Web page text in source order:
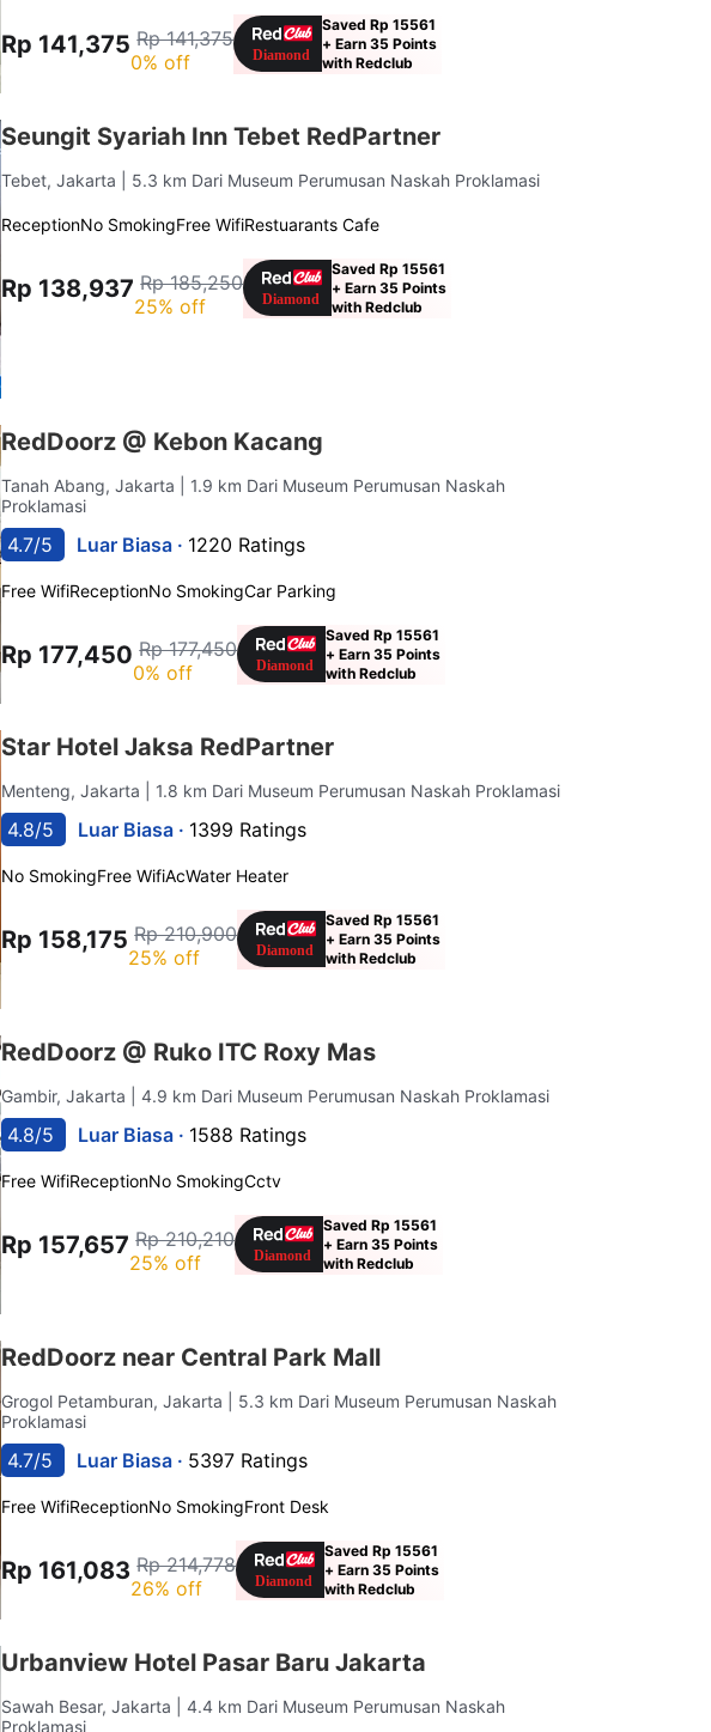
Rp 141,375 Rp 141,375
0% off
Saved Rp 15561
+ Earn 35 Points
with Redclub
Seungit Syariah Inn Tebet RedPartner
Tebet, Jakarta | 5.3 km Dari Museum Perumusan Naskah Proklamasi
ReceptionNo SmokingFree WifiRestuarants Cafe
Rp 138,937 Rp 185,250
25% off
Saved Rp 15561
+ Earn 35 Points
with Redclub
RedDoorz @ Kebon Kacang
Tanah Abang, Jakarta
| 1.9 km Dari Museum Perumusan Naskah
Proklamasi
4.7/5 Luar Biasa · 1220 Ratings
Free WifiReceptionNo SmokingCar Parking
Rp 177,450 Rp 177,450
0% off
Saved Rp 15561
+ Earn 35 Points
with Redclub
Star Hotel Jaksa RedPartner
Menteng, Jakarta | 1.8 km Dari Museum Perumusan Naskah Proklamasi
4.8/5 Luar Biasa · 1399 Ratings
No SmokingFree WifiAcWater Heater
Rp 158,175 Rp 210,900
25% off
Saved Rp 15561
+ Earn 35 Points
with Redclub
RedDoorz @ Ruko ITC Roxy Mas
Gambir, Jakarta | 4.9 km Dari Museum Perumusan Naskah Proklamasi
4.8/5 Luar Biasa · 1588 Ratings
Free WifiReceptionNo SmokingCctv
Rp 157,657 Rp 210,210
25% off
Saved Rp 15561
+ Earn 35 Points
with Redclub
RedDoorz near Central Park Mall
Grogol Petamburan, Jakarta
| 5.3 km Dari Museum Perumusan Naskah
Proklamasi
4.7/5 Luar Biasa · 5397 Ratings
Free WifiReceptionNo SmokingFront Desk
Rp 161,083 Rp 214,778
26% off
Saved Rp 15561
+ Earn 35 Points
with Redclub
Urbanview Hotel Pasar Baru Jakarta
Sawah Besar, Jakarta
| 4.4 km Dari Museum Perumusan Naskah
Proklamasi